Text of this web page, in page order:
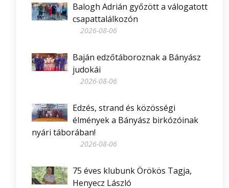
Balogh Adrián győzött a válogatott
csapattalálkozón
2026-08-06
Baján edzőtáboroznak a Bányász
judokái
2026-08-06
Edzés, strand és közösségi
élmények a Bányász birkózóinak
nyári táborában!
2026-08-06
75 éves klubunk Örökös Tagja,
Henyecz László